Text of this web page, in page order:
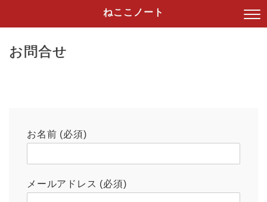
ねここノート
お問合せ
お名前 (必須)
メールアドレス (必須)